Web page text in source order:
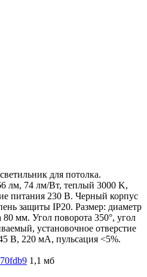
для потолка.
лм, 74 лм/Вт, теплый 3000 K,
питания 230 В. Черный корпус
защиты IP20. Размер: диаметр
мм. Угол поворота 350°, угол
установочное отверстие
В, 220 мА, пульсация <5%.
1,1 мб